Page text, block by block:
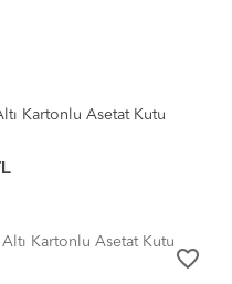
Kartonlu Asetat Kutu
favorite_border